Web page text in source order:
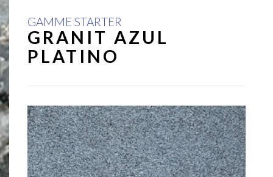
GAMME STARTER
GRANIT AZUL
PLATINO